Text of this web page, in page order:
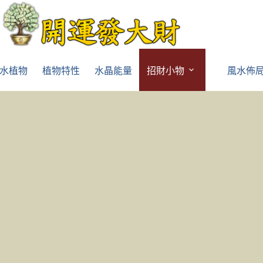
植物 植物特性 水晶能量 招財小物 風水佈